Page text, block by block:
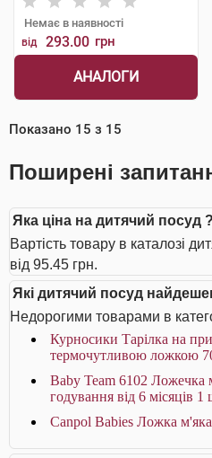
Немає в наявності
від 293.00 грн
АНАЛОГИ
Показано 15 з 15
Поширені
Яка ціна на дитячий посуд ?
Вартість товару в каталозі
від 95.45 грн.
Які дитячий посуд
Недорогими товарами в
Курносики Тарілка на
термочутливою ложкою
Baby Team 6102 Ложечка
годування від 6 місяців 1
Canpol Babies Ложка